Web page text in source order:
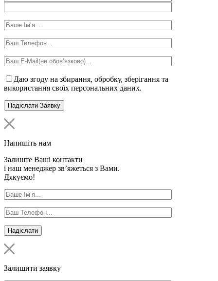
Даю згоду на збирання, обробку, зберігання та
використання своїх персональних даних.
Напишіть нам
Залиште Ваші контакти
і наш менеджер зв’яжеться з Вами.
Дякуємо!
Залишити заявку